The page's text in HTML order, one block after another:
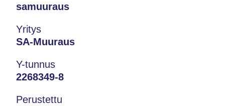
samuuraus
Yritys
SA-Muuraus
Y-tunnus
2268349-8
Perustettu